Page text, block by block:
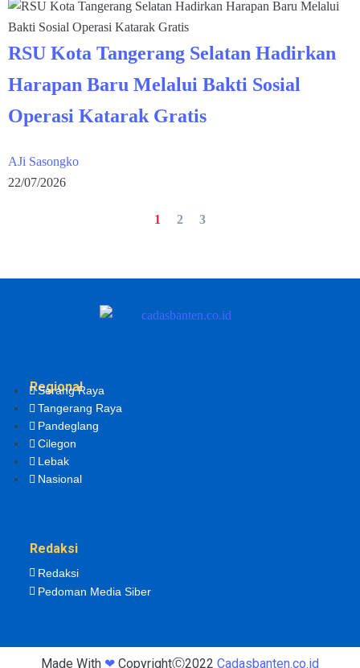
RSU Kota Tangerang Selatan Hadirkan
Harapan Baru Melalui Bakti Sosial
Operasi Katarak Gratis
AJi Sasongko
22/07/2026
1 2 3
Regional
Serang Raya
Tangerang Raya
Pandeglang
Cilegon
Lebak
Nasional
Redaksi
Redaksi
Pedoman Media Siber
Made With ❤ CopyrightⒸ2022 Cadasbanten.co.id